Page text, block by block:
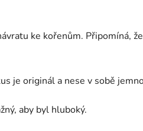
ke kořenům. Připomíná,
je originál a nese v sobě
aby byl hluboký.